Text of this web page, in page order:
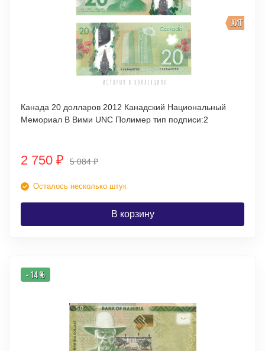
ХИТ
Канада 20 долларов 2012 Канадский Национальный
Мемориал В Вими UNC Полимер тип подписи:2
2 750 ₽ 5 084₽
Осталось несколько штук
В корзину
- 14 %